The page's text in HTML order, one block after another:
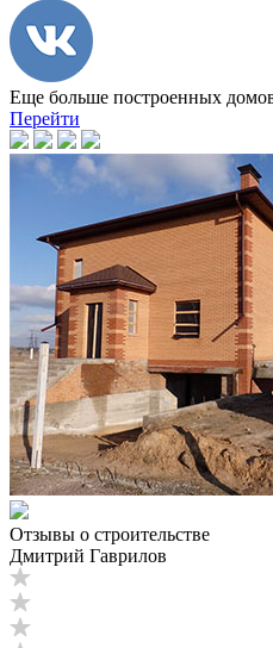
Еще больше построенных
Перейти
Отзывы о строительстве
Дмитрий Гаврилов